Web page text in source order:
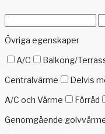
Övriga egenskaper
A/C
Balkong/
Centralvärme
Delvis
A/C och Värme
Förråd
Genomgående